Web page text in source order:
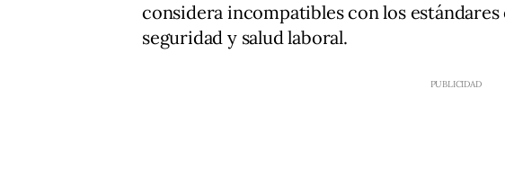
considera incompatibles con los
seguridad y salud laboral.